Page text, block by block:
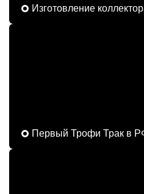
Изготовление
Первый Трофи Трак в